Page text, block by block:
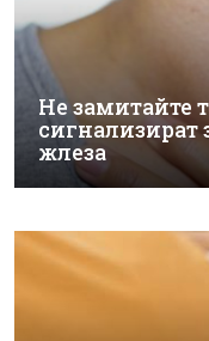
Не замитайте
сигнализират
жлеза